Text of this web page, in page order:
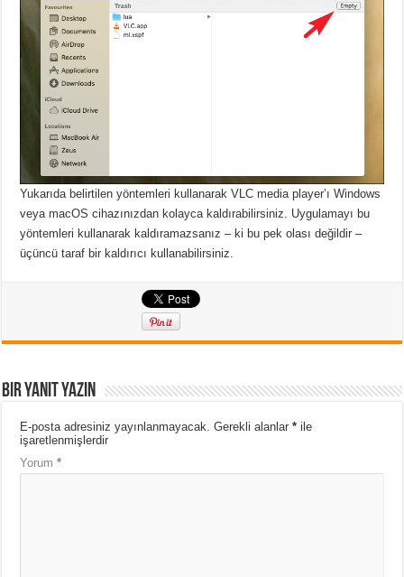
Yukarıda belirtilen yöntemleri kullanarak VLC media player’ı Windows
veya macOS cihazınızdan kolayca kaldırabilirsiniz. Uygulamayı bu
yöntemleri kullanarak kaldıramazsanız – ki bu pek olası değildir –
üçüncü taraf bir kaldırıcı kullanabilirsiniz.
Bir yanıt yazın
E-posta adresiniz yayınlanmayacak. Gerekli alanlar* ile
işaretlenmişlerdir
Yorum*